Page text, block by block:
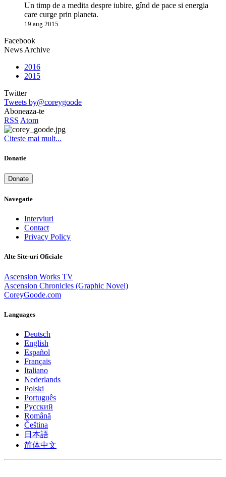
Un timp de a medita despre iubire, gînd de pace si energia
care curge prin planeta.
19 aug 2015
Facebook
News Archive
2016
2015
Twitter
Tweets by@coreygoode
Aboneaza-te
RSS Atom
Citeste mai mult...
Donatie
Donate
Navegatie
Interviuri
Contact
Privacy Policy
Alte Site-uri Oficiale
Ascension Works TV
Ascension Chronicles (Graphic Novel)
CoreyGoode.com
Languages
Deutsch
English
Español
Français
Italiano
Nederlands
Polski
Português
Pусский
Română
Čeština
日本語
简体中文